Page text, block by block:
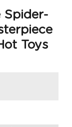
Spider-
Toys